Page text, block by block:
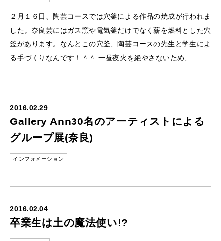
２月１６日、陶芸コースでは穴釜による作品の焼成が行われま
した。奈良芸にはガス窯や電気釜だけでなく薪を燃料とした穴
釜があります。なんとこの穴釜、陶芸コースの先生と学生によ
る手づくりなんです！＾＾ 一昼夜火を絶やさないため、 …
2016.02.29
Gallery Ann30名のアーティストによる
グループ展(奈良)
インフォメーション
2016.02.04
卒業生は土の魔法使い!?